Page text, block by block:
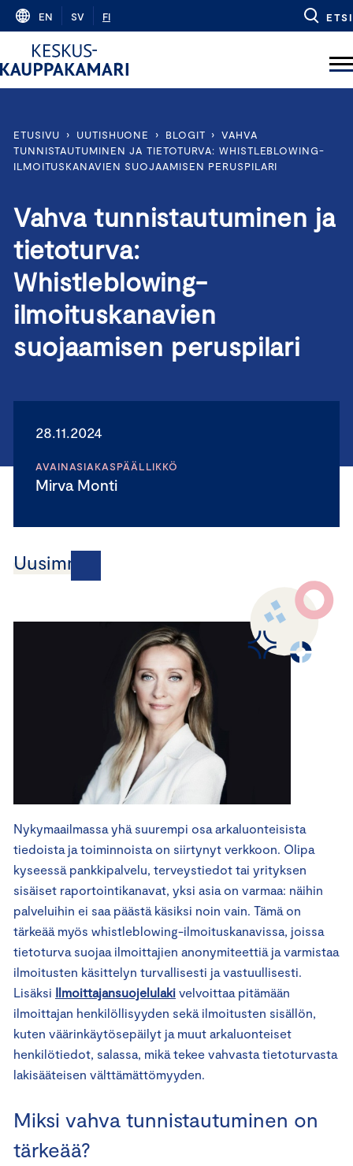
Skip
content
EN SV FI ETSI
ETUSIVU › UUTISHUONE › BLOGIT › VAHVA
TUNNISTAUTUMINEN JA TIETOTURVA: WHISTLEBLOWING-
ILMOITUSKANAVIEN SUOJAAMISEN PERUSPILARI
Vahva tunnistautuminen ja
tietoturva:
Whistleblowing-
ilmoituskanavien
suojaamisen peruspilari
28.11.2024
AVAINASIAKASPÄÄLLIKKÖ
Mirva Monti
Uusimmat
Nykymaailmassa yhä suurempi osa arkaluonteisista
tiedoista ja toiminnoista on siirtynyt verkkoon. Olipa
kyseessä pankkipalvelu, terveystiedot tai yrityksen
sisäiset raportointikanavat, yksi asia on varmaa: näihin
palveluihin ei saa päästä käsiksi noin vain. Tämä on
tärkeää myös whistleblowing-ilmoituskanavissa, joissa
tietoturva suojaa ilmoittajien anonymiteettiä ja varmistaa
ilmoitusten käsittelyn turvallisesti ja vastuullisesti.
Lisäksi Ilmoittajansuojelulaki velvoittaa pitämään
ilmoittajan henkilöllisyyden sekä ilmoitusten sisällön,
kuten väärinkäytösepäilyt ja muut arkaluonteiset
henkilötiedot, salassa, mikä tekee vahvasta tietoturvasta
lakisääteisen välttämättömyyden.
Miksi vahva tunnistautuminen on
tärkeää?